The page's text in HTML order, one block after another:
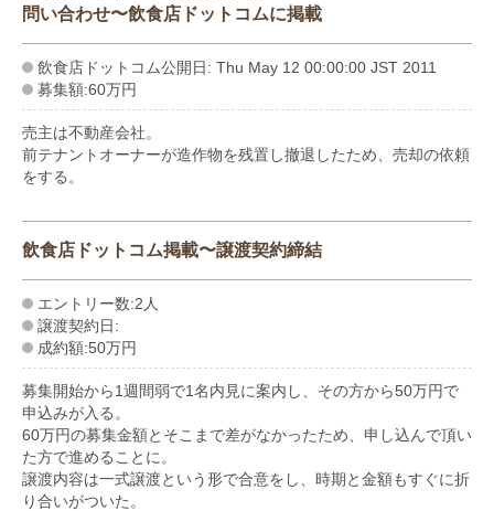
問い合わせ〜飲食店ドットコムに掲載
飲食店ドットコム公開日: Thu May 12 00:00:00 JST 2011
募集額:60万円
売主は不動産会社。
前テナントオーナーが造作物を残置し撤退したため、売却の依頼
をする。
飲食店ドットコム掲載〜譲渡契約締結
エントリー数:2人
譲渡契約日:
成約額:50万円
募集開始から1週間弱で1名内見に案内し、その方から50万円で
申込みが入る。
60万円の募集金額とそこまで差がなかったため、申し込んで頂い
た方で進めることに。
譲渡内容は一式譲渡という形で合意をし、時期と金額もすぐに折
り合いがついた。